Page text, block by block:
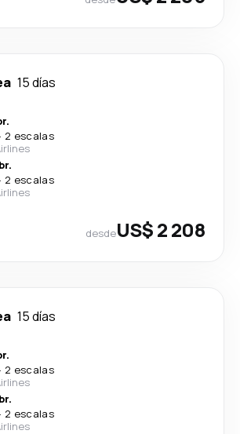
15 días
· 2 escalas
· 2 escalas
desdeUS$ 2 208
15 días
· 2 escalas
· 2 escalas